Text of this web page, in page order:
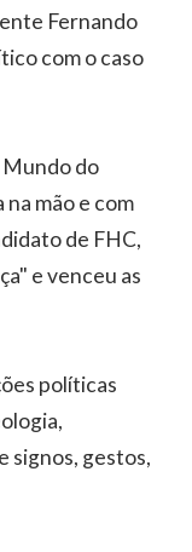
Fernando
com o caso
Mundo do
na mão e com
de FHC,
e venceu as
políticas
signos, gestos,